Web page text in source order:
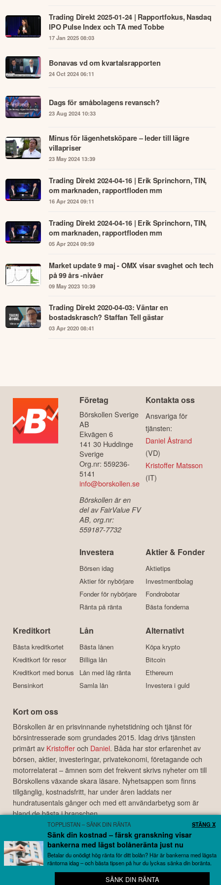
Trading Direkt 2025-01-24 | Rapportfokus, Nasdaq
IPO Pulse Index och TA med Tobbe
17 Jan 2025 08:03
Bonavas vd om kvartalsrapporten
24 Oct 2024 06:11
Dags för småbolagens revansch?
23 Aug 2024 10:33
Minus för lägenhetsköpare – leder till lägre
villapriser
23 May 2024 13:39
Trading Direkt 2024-04-16 | Erik Sprinchorn, TIN,
om marknaden, rapportfloden mm
16 Apr 2024 09:11
Trading Direkt 2024-04-16 | Erik Sprinchorn, TIN,
om marknaden, rapportfloden mm
05 Apr 2024 09:59
Market update 9 maj - OMX visar svaghet och tech
på 99 års -nivåer
09 May 2023 10:39
Trading Direkt 2020-04-03: Väntar en
bostadskrasch? Staffan Tell gästar
03 Apr 2020 08:41
Företag
Börskollen Sverige
AB
Ekvägen 6
141 30 Huddinge
Sverige
Org.nr: 559236-
5141
info@borskollen.se
Börskollen är en
del av FairValue FV
AB, org.nr:
559187-7732
Kontakta oss
Ansvariga för
tjänsten:
Daniel Åstrand
(VD)
Kristoffer Matsson
(IT)
Investera
Börsen idag
Aktier för nybörjare
Fonder för nybörjare
Ränta på ränta
Aktier & Fonder
Aktietips
Investmentbolag
Fondrobotar
Bästa fonderna
Kreditkort
Bästa kreditkortet
Kreditkort för resor
Kreditkort med bonus
Bensinkort
Lån
Bästa lånen
Billiga lån
Lån med låg ränta
Samla lån
Alternativt
Köpa krypto
Bitcoin
Ethereum
Investera i guld
Kort om oss
Börskollen är en prisvinnande nyhetstidning och tjänst för
börsintresserade som grundades 2015. Idag drivs tjänsten
primärt av Kristofferoch Daniel. Båda har stor erfarenhet av
börsen, aktier, investeringar, privatekonomi, företagande och
motorrelaterat – ämnen som det frekvent skrivs nyheter om till
Börskollens växande skara läsare. Nyhetsappen som finns
tillgänglig, kostnadsfritt, har under åren laddats ner
hundratusentals gånger och med ett användarbetyg som är
bland de bästa i branschen.
Börskollen Sverige AB ("Börskollen") är inte finansiella rådgivare, står inte under
finansinspektionens tillsyn och ger inga råd till dig. Detta innebär att
investeringsbeslut baserade på information som direkt eller indirekt härrörande
självständigt av investeraren. Börskollen frånsäger sig allt ansvar för eventuell
📈 Stenkoll på allt som rör börsen – helt gratis
TOPPLISTAN – SÄNK DIN RÄNTA
Sänk din kostnad – färsk granskning visar
bankerna med lägst bolåneränta just nu
Betalar du onödigt hög ränta för ditt bolån? Här är bankerna med lägsta
räntorna idag – och bästa tipsen på hur du lyckas sänka din boränta.
SÄNK DIN RÄNTA
STÄNG X